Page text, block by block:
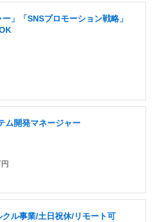
」「SNSプロモーション戦略」
ム開発マネージャー
クル事業/土日祝休/リモート可